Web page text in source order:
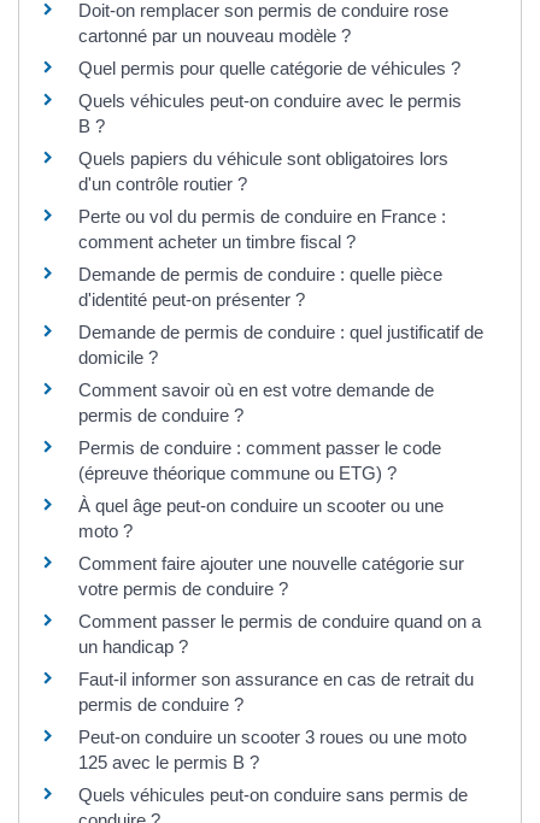
Doit-on remplacer son permis de conduire rose
cartonné par un nouveau modèle ?
Quel permis pour quelle catégorie de véhicules ?
Quels véhicules peut-on conduire avec le permis
B ?
Quels papiers du véhicule sont obligatoires lors
d'un contrôle routier ?
Perte ou vol du permis de conduire en France :
comment acheter un timbre fiscal ?
Demande de permis de conduire : quelle pièce
d'identité peut-on présenter ?
Demande de permis de conduire : quel justificatif de
domicile ?
Comment savoir où en est votre demande de
permis de conduire ?
Permis de conduire : comment passer le code
(épreuve théorique commune ou ETG) ?
À quel âge peut-on conduire un scooter ou une
moto ?
Comment faire ajouter une nouvelle catégorie sur
votre permis de conduire ?
Comment passer le permis de conduire quand on a
un handicap ?
Faut-il informer son assurance en cas de retrait du
permis de conduire ?
Peut-on conduire un scooter 3 roues ou une moto
125 avec le permis B ?
Quels véhicules peut-on conduire sans permis de